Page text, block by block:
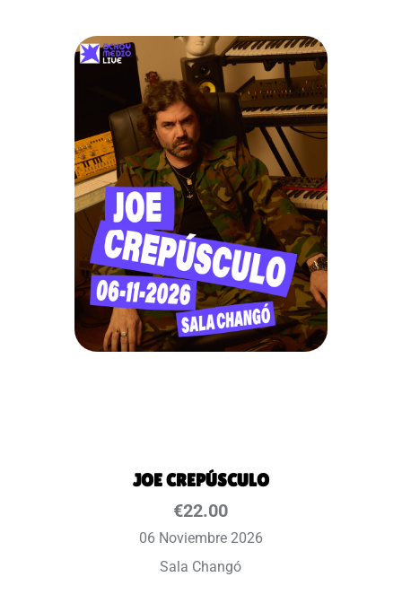
JOE CREPÚSCULO
€22.00
06 Noviembre 2026
Sala Changó